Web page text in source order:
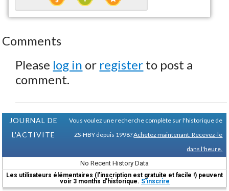
Comments
Please log in or register to post a
comment.
JOURNAL DE
L'ACTIVITE
Vous voulez une recherche complète sur l'historique de
ZS-HBY depuis 1998?Achetez maintenant. Recevez-le
dans l'heure.
No Recent History Data
Les utilisateurs élémentaires (l'inscription est gratuite et facile !) peuvent
voir 3 months d'historique. S'inscrire